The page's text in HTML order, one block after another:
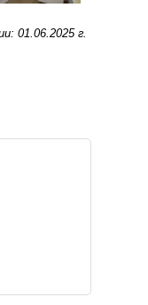
01.06.2025 г.